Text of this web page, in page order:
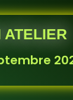
ATELIER